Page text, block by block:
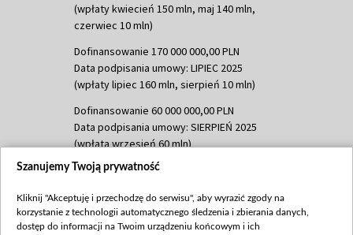
(wpłaty kwiecień 150 mln, maj 140 mln,
czerwiec 10 mln)
Dofinansowanie 170 000 000,00 PLN
Data podpisania umowy: LIPIEC 2025
(wpłaty lipiec 160 mln, sierpień 10 mln)
Dofinansowanie 60 000 000,00 PLN
Data podpisania umowy: SIERPIEŃ 2025
(wpłata wrzesień 60 mln)
Dofinansowanie 635 783 051,21 PLN
(wpłata wrzesień 100 mln, październik 350
mln, listopad 265 mln)
Szanujemy Twoją prywatność
Kliknij "Akceptuję i przechodzę do serwisu", aby wyrazić zgody na
korzystanie z technologii automatycznego śledzenia i zbierania danych,
dostęp do informacji na Twoim urządzeniu końcowym i ich